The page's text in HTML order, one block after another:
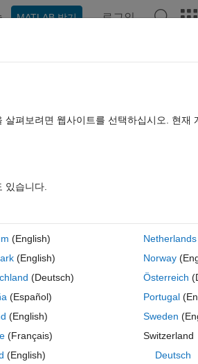
MATLAB 받기 로그인
펴보려면 웹사이트를 선택하십시오. 현재
있습니다.
(English)
(English)
(Deutsch)
(Español)
(English)
(Français)
(English)
Netherlands
Norway
Österreich
Portugal
Sweden
Switzerland
Deutsch